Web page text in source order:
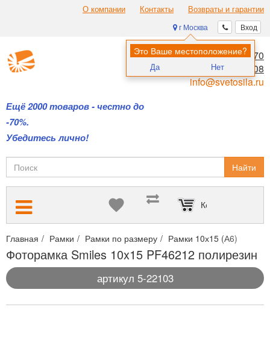
О компании Контакты Возвраты и гарантии
Вход
г Москва
Это Ваше местоположение?
Да Нет
Ещё 2000 товаров - честно до
-70%.
Убедитесь лично!
8 (495) 970-00-70
8 (800) 700-11-08
info@svetosila.ru
Найти
Корзина пуста
Главная Рамки Рамки по размеру Рамки 10х15 (А6)
Фоторамка Smiles 10x15 PF46212 полирезин
артикул 5-22103